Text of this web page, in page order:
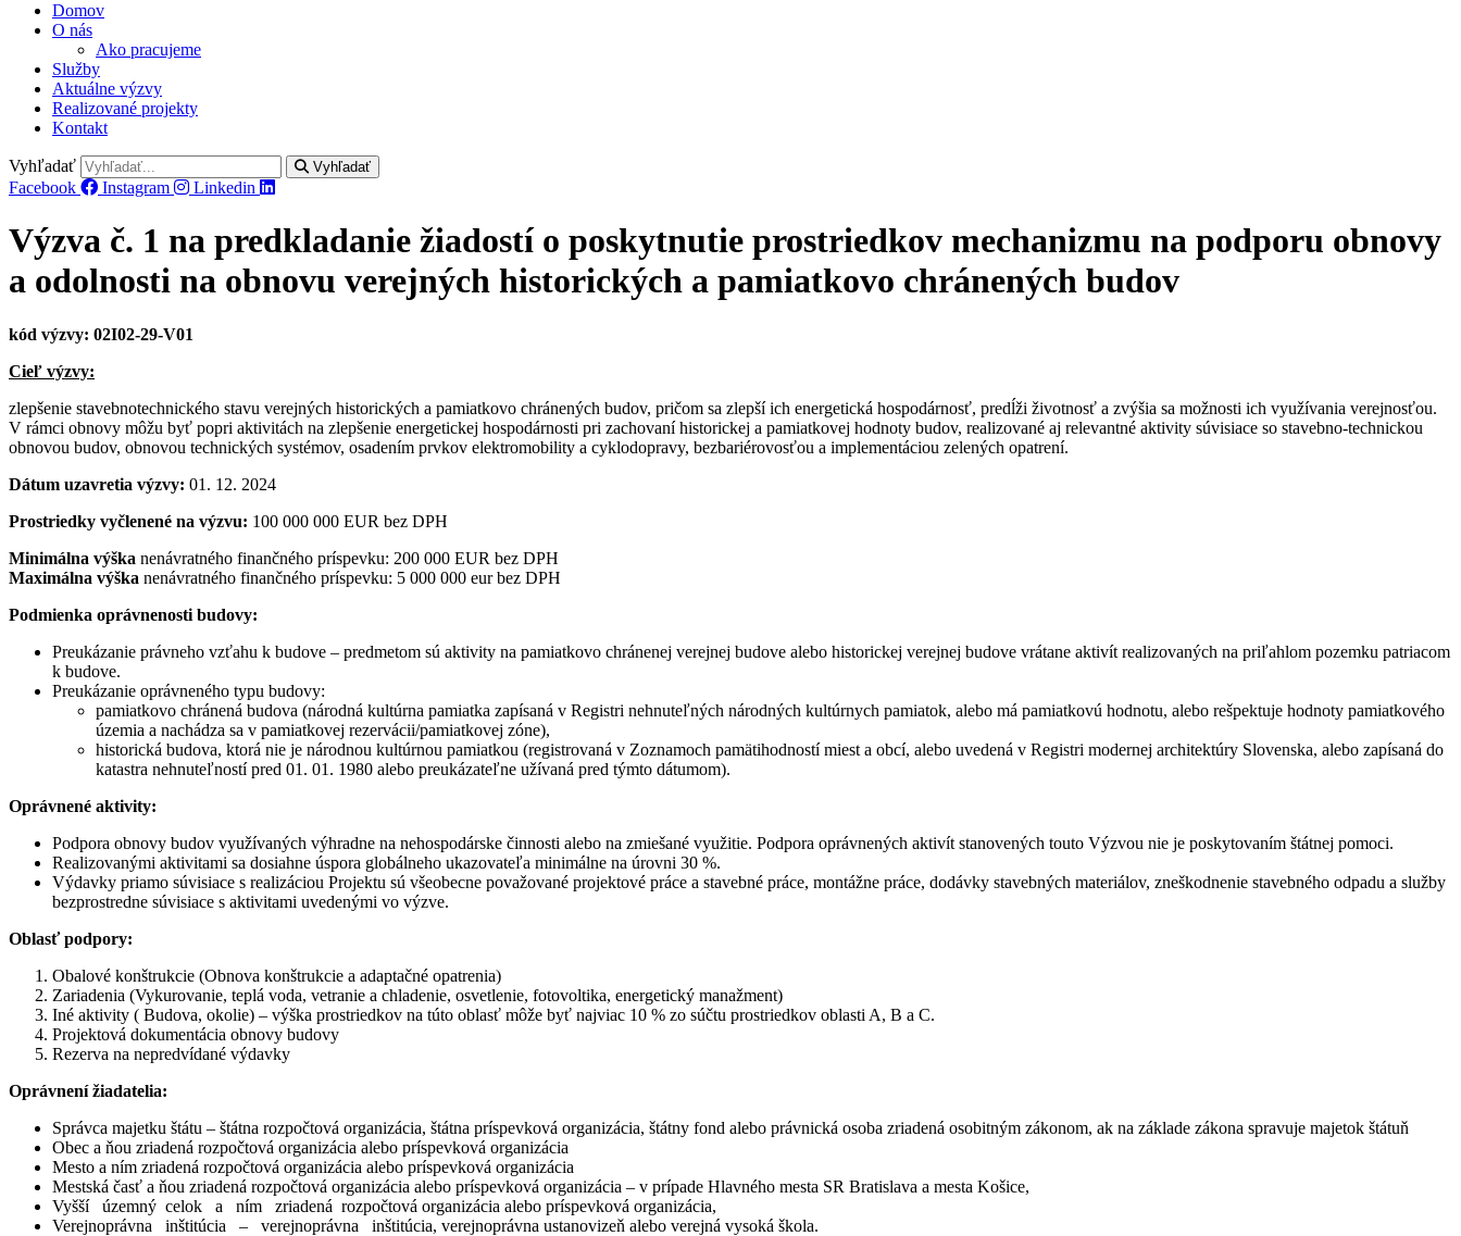
Domov
O nás
Ako pracujeme
Služby
Aktuálne výzvy
Realizované projekty
Kontakt
Vyhľadať Vyhľadať
Facebook Instagram Linkedin
Výzva č. 1 na predkladanie žiadostí o poskytnutie prostriedkov mechanizmu na podporu obnovy
a odolnosti na obnovu verejných historických a pamiatkovo chránených budov
kód výzvy: 02I02-29-V01
Cieľ výzvy:
zlepšenie stavebnotechnického stavu verejných historických a pamiatkovo chránených budov, pričom sa zlepší ich energetická hospodárnosť, predĺži životnosť a zvýšia sa možnosti ich využívania verejnosťou.
V rámci obnovy môžu byť popri aktivitách na zlepšenie energetickej hospodárnosti pri zachovaní historickej a pamiatkovej hodnoty budov, realizované aj relevantné aktivity súvisiace so stavebno-technickou
obnovou budov, obnovou technických systémov, osadením prvkov elektromobility a cyklodopravy, bezbariérovosťou a implementáciou zelených opatrení.
Dátum uzavretia výzvy: 01. 12. 2024
Prostriedky vyčlenené na výzvu: 100 000 000 EUR bez DPH
Minimálna výška nenávratného finančného príspevku: 200 000 EUR bez DPH
Maximálna výška nenávratného finančného príspevku: 5 000 000 eur bez DPH
Podmienka oprávnenosti budovy:
Preukázanie právneho vzťahu k budove – predmetom sú aktivity na pamiatkovo chránenej verejnej budove alebo historickej verejnej budove vrátane aktivít realizovaných na priľahlom pozemku patriacom
k budove.
Preukázanie oprávneného typu budovy:
pamiatkovo chránená budova (národná kultúrna pamiatka zapísaná v Registri nehnuteľných národných kultúrnych pamiatok, alebo má pamiatkovú hodnotu, alebo rešpektuje hodnoty pamiatkového
územia a nachádza sa v pamiatkovej rezervácii/pamiatkovej zóne),
historická budova, ktorá nie je národnou kultúrnou pamiatkou (registrovaná v Zoznamoch pamätihodností miest a obcí, alebo uvedená v Registri modernej architektúry Slovenska, alebo zapísaná do
katastra nehnuteľností pred 01. 01. 1980 alebo preukázateľne užívaná pred týmto dátumom).
Oprávnené aktivity:
Podpora obnovy budov využívaných výhradne na nehospodárske činnosti alebo na zmiešané využitie. Podpora oprávnených aktivít stanovených touto Výzvou nie je poskytovaním štátnej pomoci.
Realizovanými aktivitami sa dosiahne úspora globálneho ukazovateľa minimálne na úrovni 30 %.
Výdavky priamo súvisiace s realizáciou Projektu sú všeobecne považované projektové práce a stavebné práce, montážne práce, dodávky stavebných materiálov, zneškodnenie stavebného odpadu a služby
bezprostredne súvisiace s aktivitami uvedenými vo výzve.
Oblasť podpory:
Obalové konštrukcie (Obnova konštrukcie a adaptačné opatrenia)
Zariadenia (Vykurovanie, teplá voda, vetranie a chladenie, osvetlenie, fotovoltika, energetický manažment)
Iné aktivity ( Budova, okolie) – výška prostriedkov na túto oblasť môže byť najviac 10 % zo súčtu prostriedkov oblasti A, B a C.
Projektová dokumentácia obnovy budovy
Rezerva na nepredvídané výdavky
Oprávnení žiadatelia:
Správca majetku štátu – štátna rozpočtová organizácia, štátna príspevková organizácia, štátny fond alebo právnická osoba zriadená osobitným zákonom, ak na základe zákona spravuje majetok štátuň
Obec a ňou zriadená rozpočtová organizácia alebo príspevková organizácia
Mesto a ním zriadená rozpočtová organizácia alebo príspevková organizácia
Mestská časť a ňou zriadená rozpočtová organizácia alebo príspevková organizácia – v prípade Hlavného mesta SR Bratislava a mesta Košice,
Vyšší územný celok a ním zriadená rozpočtová organizácia alebo príspevková organizácia,
Verejnoprávna inštitúcia – verejnoprávna inštitúcia, verejnoprávna ustanovizeň alebo verejná vysoká škola.